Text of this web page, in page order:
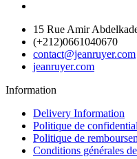
15 Rue Amir
(+212)0661040670
contact@jeanruyer.com
jeanruyer.com
Information
Delivery Information
Politique de
Politique de
Conditions générales